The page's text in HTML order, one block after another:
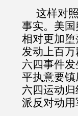
这样对
事实。美
相对更加
发动上百
六四事件
平执意要
六四运动
派反对动用